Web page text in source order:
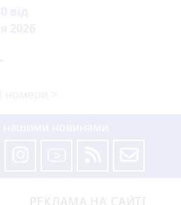
РЕКЛАМА НА САЙТІ